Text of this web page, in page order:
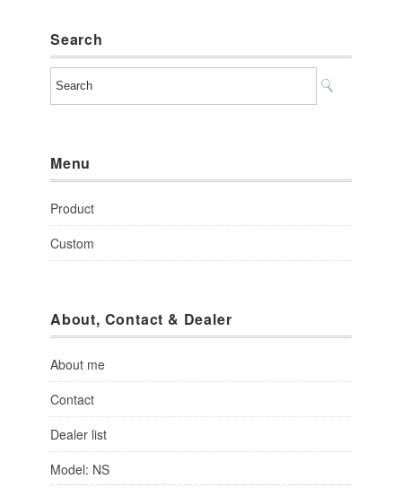
Search
Menu
Product
Custom
About, Contact & Dealer
About me
Contact
Dealer list
Model: NS